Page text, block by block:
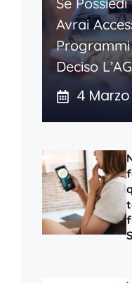
Avrai
Deciso
4